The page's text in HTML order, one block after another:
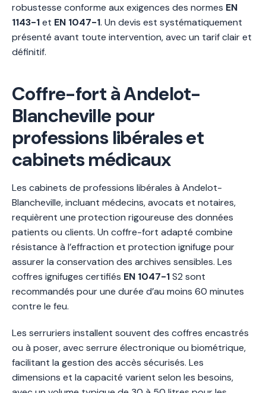
robustesse conforme aux exigences des normes EN
1143-1et EN 1047-1. Un devis est systématiquement
présenté avant toute intervention, avec un tarif clair et
définitif.
Coffre-fort à Andelot-
Blancheville pour
professions libérales et
cabinets médicaux
Les cabinets de professions libérales à Andelot-
Blancheville, incluant médecins, avocats et notaires,
requièrent une protection rigoureuse des données
patients ou clients. Un coffre-fort adapté combine
résistance à l’effraction et protection ignifuge pour
assurer la conservation des archives sensibles. Les
coffres ignifuges certifiés EN 1047-1S2 sont
recommandés pour une durée d’au moins 60 minutes
contre le feu.
Les serruriers installent souvent des coffres encastrés
ou à poser, avec serrure électronique ou biométrique,
facilitant la gestion des accès sécurisés. Les
dimensions et la capacité varient selon les besoins,